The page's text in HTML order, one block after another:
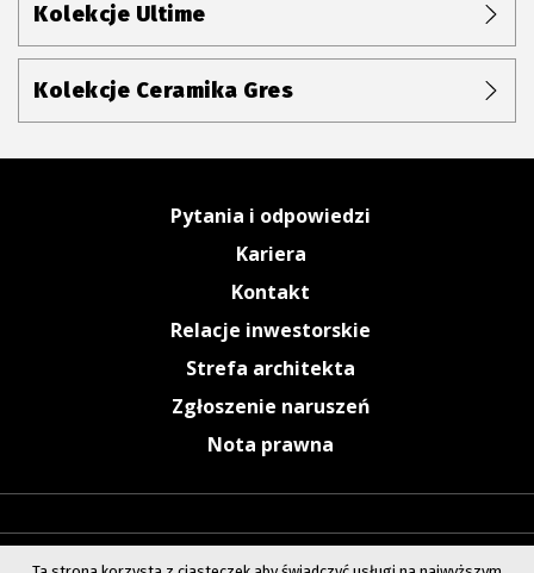
Kolekcje Ultime
Kolekcje Ceramika Gres
Pytania i odpowiedzi
Kariera
Kontakt
Relacje inwestorskie
Strefa architekta
Zgłoszenie naruszeń
Nota prawna